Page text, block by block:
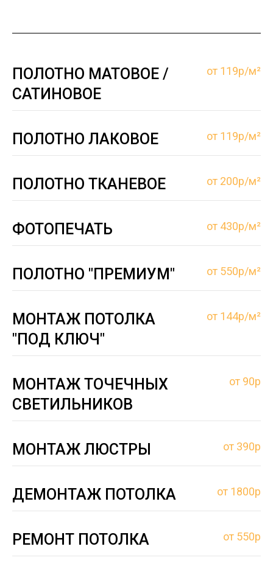
ПОЛОТНО МАТОВОЕ /
САТИНОВОЕ
от 119р/м²
ПОЛОТНО ЛАКОВОЕ от 119р/м²
ПОЛОТНО ТКАНЕВОЕ от 200р/м²
ФОТОПЕЧАТЬ от 430р/м²
ПОЛОТНО "ПРЕМИУМ" от 550р/м²
МОНТАЖ ПОТОЛКА
"ПОД КЛЮЧ"
от 144р/м²
МОНТАЖ ТОЧЕЧНЫХ
СВЕТИЛЬНИКОВ
от 90р
МОНТАЖ ЛЮСТРЫ от 390р
ДЕМОНТАЖ ПОТОЛКА от 1800р
РЕМОНТ ПОТОЛКА от 550р